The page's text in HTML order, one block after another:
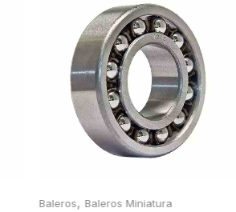
Baleros, Baleros Miniatura